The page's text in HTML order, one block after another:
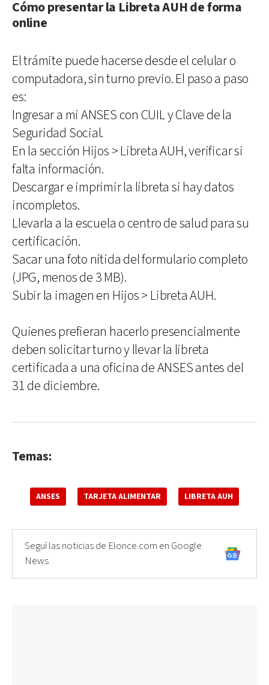
Cómo presentar la Libreta AUH de forma
online
El trámite puede hacerse desde el celular o
computadora, sin turno previo. El paso a paso
es:
Ingresar a mi ANSES con CUIL y Clave de la
Seguridad Social.
En la sección Hijos > Libreta AUH, verificar si
falta información.
Descargar e imprimir la libreta si hay datos
incompletos.
Llevarla a la escuela o centro de salud para su
certificación.
Sacar una foto nítida del formulario completo
(JPG, menos de 3 MB).
Subir la imagen en Hijos > Libreta AUH.
Quienes prefieran hacerlo presencialmente
deben solicitar turno y llevar la libreta
certificada a una oficina de ANSES antes del
31 de diciembre.
Temas:
ANSES TARJETA ALIMENTAR LIBRETA AUH
Seguí las noticias de Elonce.com en Google
News